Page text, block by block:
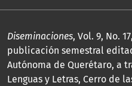
Diseminaciones, Vol. 9, No.
publicación semestral
Autónoma de Querétaro, a
Lenguas y Letras, Cerro de